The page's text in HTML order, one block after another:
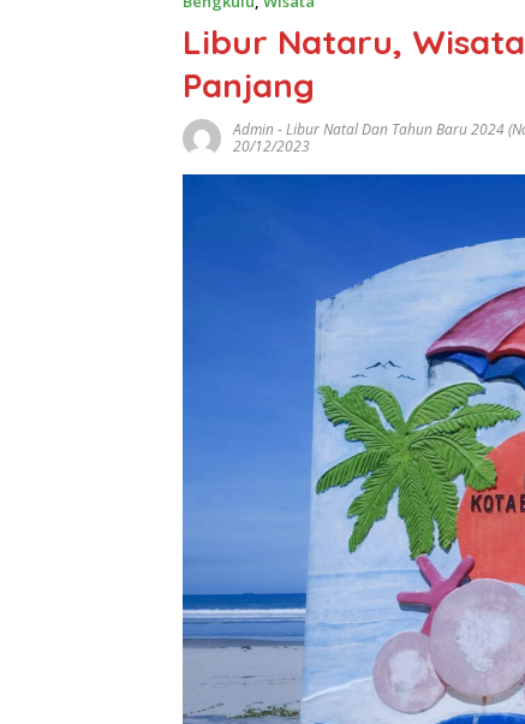
Libur Nataru,
Panjang
Admin-Libur Natal Dan Tahun Baru 2024
20/12/2023